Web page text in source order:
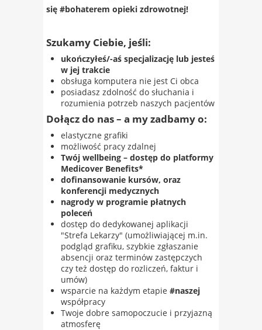
się #bohaterem​ opieki zdrowotnej!
Szukamy Ciebie, jeśli:
ukończyłeś/-aś specjalizację lub jesteś
w jej trakcie
obsługa komputera nie jest Ci obca
posiadasz zdolność do słuchania i
rozumienia potrzeb naszych pacjentów
Dołącz do nas – a my zadbamy o:
elastyczne grafiki
możliwość pracy zdalnej
Twój wellbeing – dostęp do platformy
Medicover Benefits*
dofinansowanie kursów, oraz
konferencji medycznych
nagrody w programie płatnych
poleceń
dostęp do dedykowanej aplikacji
"Strefa Lekarzy" (umożliwiającej m.in.
podgląd grafiku, szybkie zgłaszanie
absencji oraz terminów zastępczych
czy też dostęp do rozliczeń, faktur i
umów)
wsparcie na każdym etapie #naszej
współpracy
Twoje dobre samopoczucie i przyjazną
atmosferę